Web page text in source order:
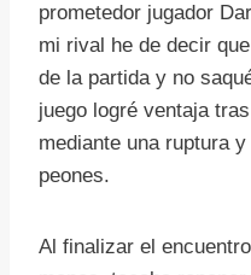
prometedor jugador
mi rival he de decir
de la partida y no
juego logré ventaja
mediante una ruptura
peones.
Al finalizar el